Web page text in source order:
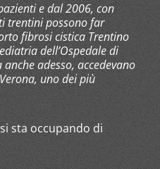
e dal 2006, con
trentini possono far
fibrosi cistica Trentino
dell’Ospedale di
adesso, accedevano
uno dei più
sta occupando di